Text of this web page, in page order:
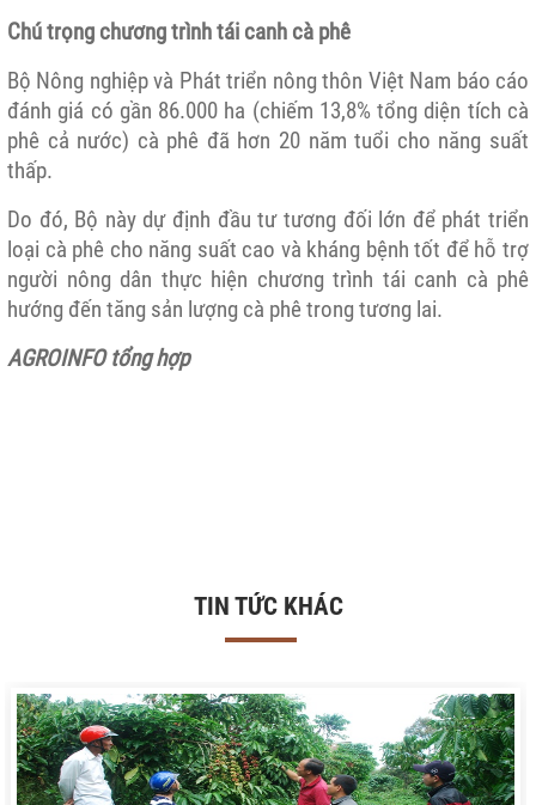
Chú trọng chương trình tái canh cà phê
Bộ Nông nghiệp và Phát triển nông thôn Việt Nam báo cáo
đánh giá có gần 86.000 ha (chiếm 13,8% tổng diện tích cà
phê cả nước) cà phê đã hơn 20 năm tuổi cho năng suất
thấp.
Do đó, Bộ này dự định đầu tư tương đối lớn để phát triển
loại cà phê cho năng suất cao và kháng bệnh tốt để hỗ trợ
người nông dân thực hiện chương trình tái canh cà phê
hướng đến tăng sản lượng cà phê trong tương lai.
AGROINFO tổng hợp
TIN TỨC KHÁC